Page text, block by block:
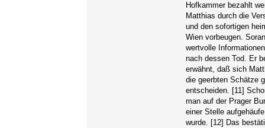
Hofkammer bezahlt
Matthias durch die
und den sofortigen
Wien vorbeugen.
wertvolle
nach dessen Tod. Er
erwähnt, daß sich
die geerbten Schätze
entscheiden. [11]
man auf der Prager
einer Stelle
wurde. [12] Das